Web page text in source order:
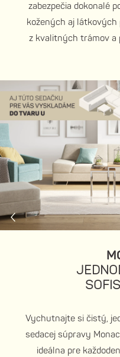
zabezpečia dokonalé
kožených aj látkových
z kvalitných trámov a
Vychutnajte si čistý,
sedacej súpravy
ideálna pre